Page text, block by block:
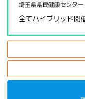
埼玉県県民健康センター
全てハイブリッド開